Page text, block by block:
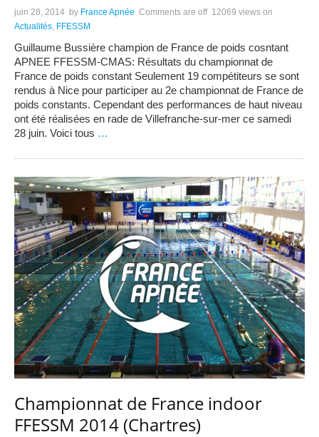
juin 28, 2014 by France Apnée Comments are off 12069 views on
Actualités, FFESSM
Guillaume Bussière champion de France de poids cosntant
APNEE FFESSM-CMAS: Résultats du championnat de
France de poids constant Seulement 19 compétiteurs se sont
rendus à Nice pour participer au 2e championnat de France de
poids constants. Cependant des performances de haut niveau
ont été réalisées en rade de Villefranche-sur-mer ce samedi
28 juin. Voici tous …
Championnat de France indoor
FFESSM 2014 (Chartres)